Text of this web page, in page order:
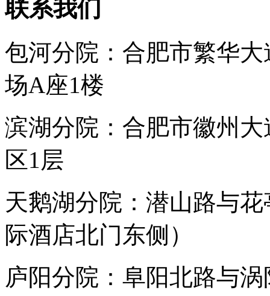
联系我们
包河分院：合肥市繁华
场A座1楼
滨湖分院：合肥市徽州
区1层
天鹅湖分院：潜山路与
际酒店北门东侧）
庐阳分院：阜阳北路与